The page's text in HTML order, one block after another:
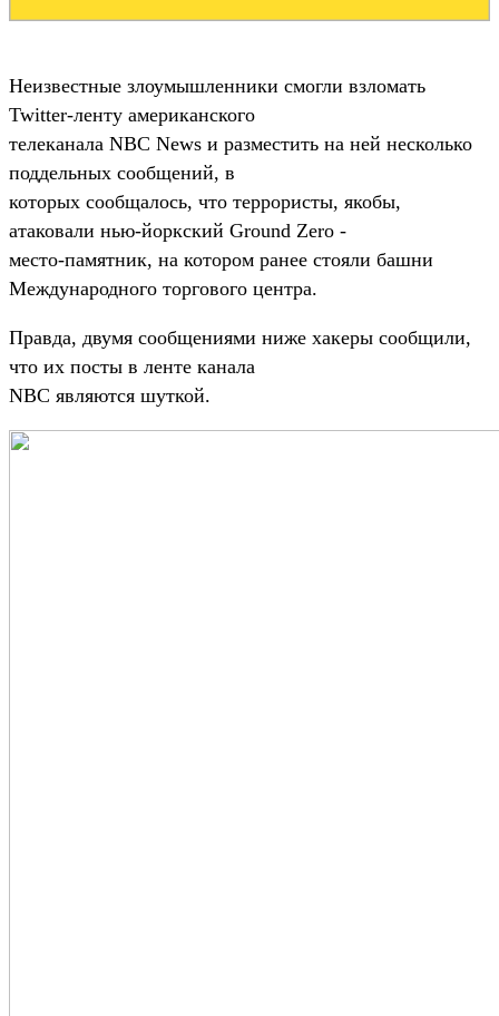
Неизвестные злоумышленники смогли взломать
Twitter-ленту американского
телеканала NBC News и разместить на ней несколько
поддельных сообщений, в
которых сообщалось, что террористы, якобы,
атаковали нью-йоркский Ground Zero -
место-памятник, на котором ранее стояли башни
Международного торгового центра.
Правда, двумя сообщениями ниже хакеры сообщили,
что их посты в ленте канала
NBC являются шуткой.